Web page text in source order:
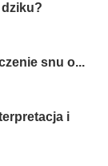
snu o...
i